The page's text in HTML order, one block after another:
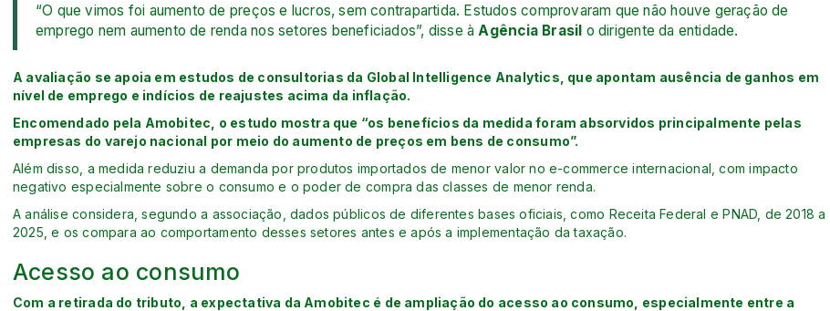
“O que vimos foi aumento de preços e lucros, sem contrapartida. Estudos comprovaram que não houve geração de
emprego nem aumento de renda nos setores beneficiados”, disse àAgência Brasil o dirigente da entidade.
A avaliação se apoia em estudos de consultorias da Global Intelligence Analytics, que apontam ausência de ganhos em
nível de emprego e indícios de reajustes acima da inflação.
Encomendado pela Amobitec, o estudo mostra que “os benefícios da medida foram absorvidos principalmente pelas
empresas do varejo nacional por meio do aumento de preços em bens de consumo”.
Além disso, a medida reduziu a demanda por produtos importados de menor valor no e-commerce internacional, com impacto
negativo especialmente sobre o consumo e o poder de compra das classes de menor renda.
A análise considera, segundo a associação, dados públicos de diferentes bases oficiais, como Receita Federal e PNAD, de 2018 a
2025, e os compara ao comportamento desses setores antes e após a implementação da taxação.
Acesso ao consumo
Com a retirada do tributo, a expectativa da Amobitec é de ampliação do acesso ao consumo, especialmente entre a